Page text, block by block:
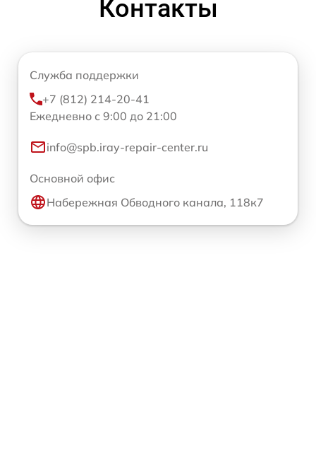
Контакты
Служба поддержки
+7 (812) 214-20-41
Ежедневно с 9:00 до 21:00
info@spb.iray-repair-center.ru
Основной офис
Набережная Обводного канала, 118к7